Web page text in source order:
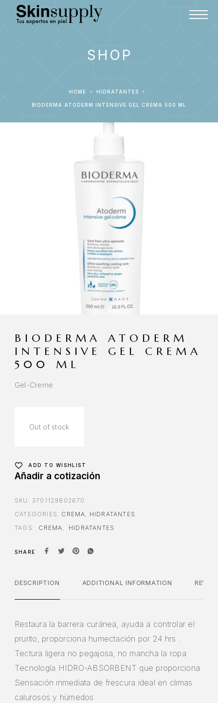
SHOP
HOME HIDRATANTES
BIODERMA ATODERM INTENSIVE GEL CREMA 500 ML
BIODERMA ATODERM
INTENSIVE GEL CREMA
500 ML
Gel-Creme
Out of stock
ADD TO WISHLIST
Añadir a cotización
SKU: 3701129802670
CATEGORIES: CREMA, HIDRATANTES
TAGS:
CREMA, HIDRATANTES
SHARE
DESCRIPTION ADDITIONAL INFORMATION
Restaura la barrera curánea, ayuda a controlar el
prurito, proporciona humectación por 24 hrs .
Tectura ligera no pegajosa, no mancha la ropa
Tecnología HIDRO-ABSORBENT que proporciona
Sensación inmediata de frescura ideal en climas
calurosos y húmedos